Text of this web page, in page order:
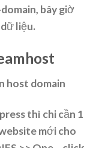
bây giờ
liệu.
host domain
thì chi cần 1
mới cho